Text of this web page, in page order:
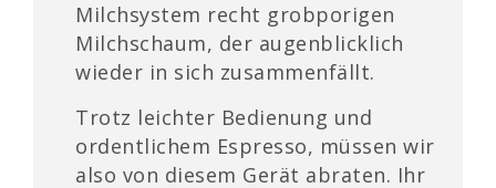
Milchsystem recht grobporigen
Milchschaum, der augenblicklich
wieder in sich zusammenfällt.
Trotz leichter Bedienung und
ordentlichem Espresso, müssen wir
also von diesem Gerät abraten. Ihr